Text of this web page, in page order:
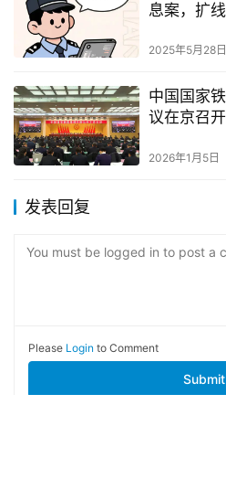
息案，扩
2025年5月28日
中国国家
议在京召开
2026年1月5日
发表回复
You must be logged in to post a
Please Login to Comment
Submit